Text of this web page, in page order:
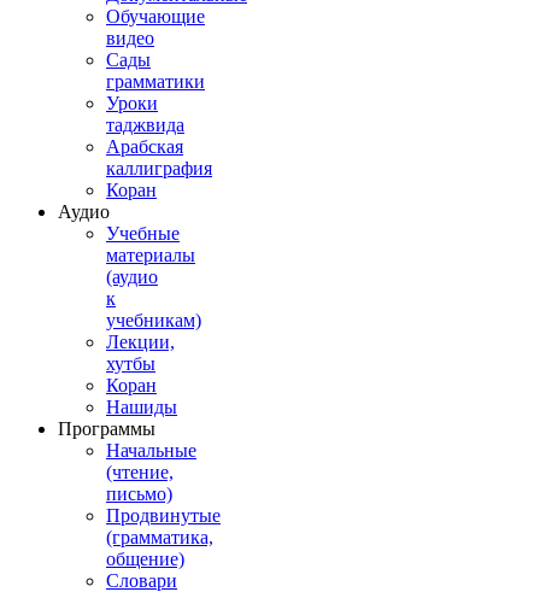
Обучающие
видео
Сады
грамматики
Уроки
таджвида
Арабская
каллиграфия
Коран
Аудио
Учебные
материалы
(аудио
к
учебникам)
Лекции,
хутбы
Коран
Нашиды
Программы
Начальные
(чтение,
письмо)
Продвинутые
(грамматика,
общение)
Словари